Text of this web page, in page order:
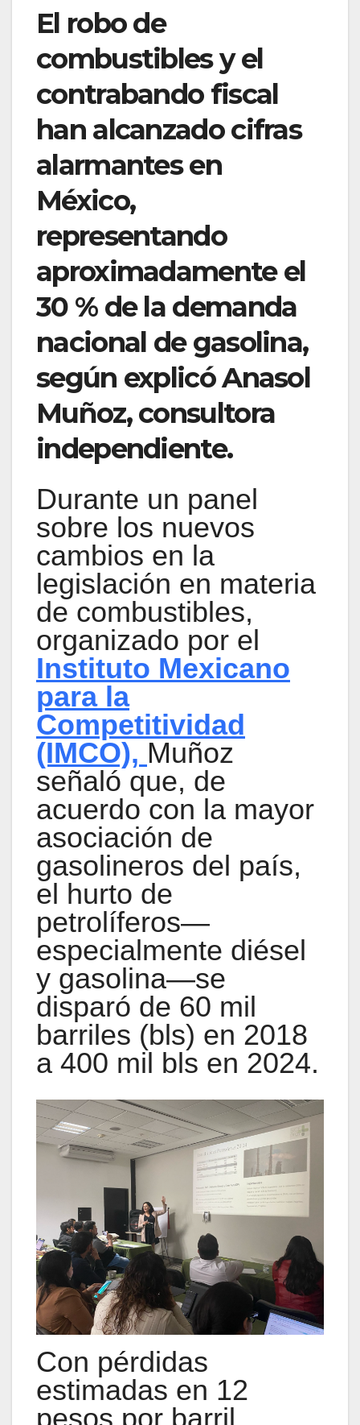
El robo de
combustibles y el
contrabando fiscal
han alcanzado cifras
alarmantes en
México,
representando
aproximadamente el
30 % de la demanda
nacional de gasolina,
según explicó Anasol
Muñoz, consultora
independiente.
Durante un panel
sobre los nuevos
cambios en la
legislación en materia
de combustibles,
organizado por el
Instituto Mexicano
para la
Competitividad
(IMCO), Muñoz
señaló que, de
acuerdo con la mayor
asociación de
gasolineros del país,
el hurto de
petrolíferos—
especialmente diésel
y gasolina—se
disparó de 60 mil
barriles (bls) en 2018
a 400 mil bls en 2024.
Con pérdidas
estimadas en 12
pesos por barril